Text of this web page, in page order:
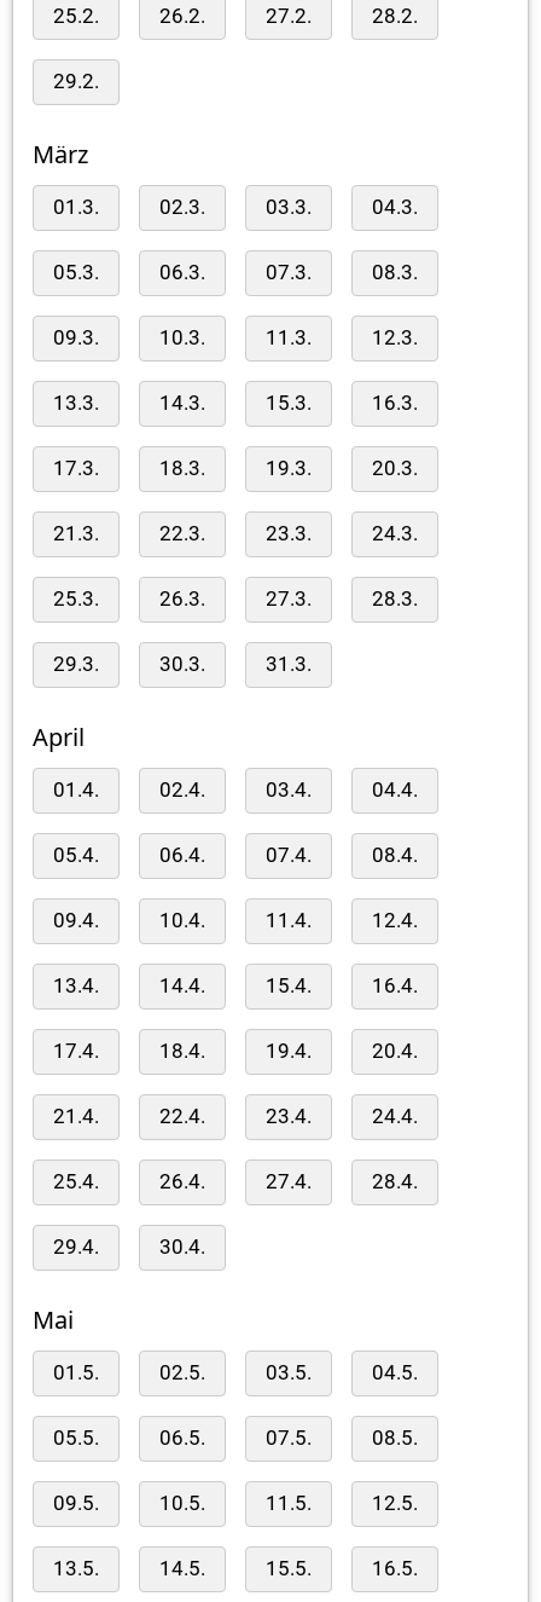
25.2. 26.2. 27.2. 28.2.
29.2.
März
01.3. 02.3. 03.3. 04.3.
05.3. 06.3. 07.3. 08.3.
09.3. 10.3. 11.3. 12.3.
13.3. 14.3. 15.3. 16.3.
17.3. 18.3. 19.3. 20.3.
21.3. 22.3. 23.3. 24.3.
25.3. 26.3. 27.3. 28.3.
29.3. 30.3. 31.3.
April
01.4. 02.4. 03.4. 04.4.
05.4. 06.4. 07.4. 08.4.
09.4. 10.4. 11.4. 12.4.
13.4. 14.4. 15.4. 16.4.
17.4. 18.4. 19.4. 20.4.
21.4. 22.4. 23.4. 24.4.
25.4. 26.4. 27.4. 28.4.
29.4. 30.4.
Mai
01.5. 02.5. 03.5. 04.5.
05.5. 06.5. 07.5. 08.5.
09.5. 10.5. 11.5. 12.5.
13.5. 14.5. 15.5. 16.5.